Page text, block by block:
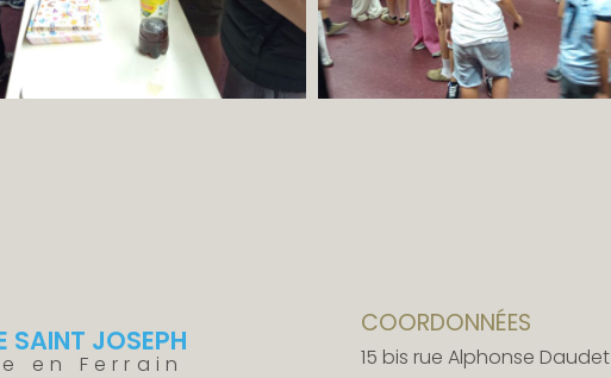
SAINT JOSEPH
en Ferrain
COORDONNÉES
15 bis rue Alphonse Daudet